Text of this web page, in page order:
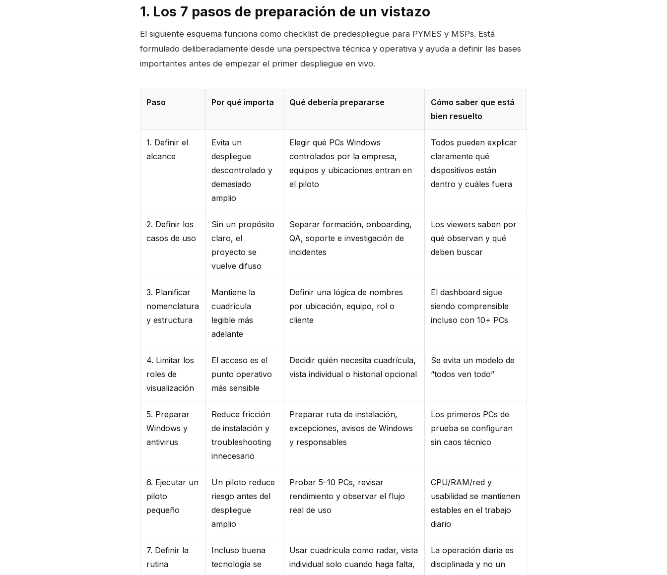
1. Los 7 pasos de preparación de un vistazo
El siguiente esquema funciona como checklist de predespliegue para PYMES y MSPs. Está
formulado deliberadamente desde una perspectiva técnica y operativa y ayuda a definir las bases
importantes antes de empezar el primer despliegue en vivo.
Paso Por qué importa Qué debería prepararse
Cómo saber que está
bien resuelto
1. Definir el
alcance
Evita un
despliegue
descontrolado y
demasiado
amplio
Elegir qué PCs Windows
controlados por la empresa,
equipos y ubicaciones entran en
el piloto
Todos pueden explicar
claramente qué
dispositivos están
dentro y cuáles fuera
2. Definir los
casos de uso
Sin un propósito
claro, el
proyecto se
vuelve difuso
Separar formación, onboarding,
QA, soporte e investigación de
incidentes
Los viewers saben por
qué observan y qué
deben buscar
3. Planificar
nomenclatura
y estructura
Mantiene la
cuadrícula
legible más
adelante
Definir una lógica de nombres
por ubicación, equipo, rol o
cliente
El dashboard sigue
siendo comprensible
incluso con 10+ PCs
4. Limitar los
roles de
visualización
El acceso es el
punto operativo
más sensible
Decidir quién necesita cuadrícula,
vista individual o historial opcional
Se evita un modelo de
“todos ven todo”
5. Preparar
Windows y
antivirus
Reduce fricción
de instalación y
troubleshooting
innecesario
Preparar ruta de instalación,
excepciones, avisos de Windows
y responsables
Los primeros PCs de
prueba se configuran
sin caos técnico
6. Ejecutar un
piloto
pequeño
Un piloto reduce
riesgo antes del
despliegue
amplio
Probar 5–10 PCs, revisar
rendimiento y observar el flujo
real de uso
CPU/RAM/red y
usabilidad se mantienen
estables en el trabajo
diario
7. Definir la
rutina
Incluso buena
tecnología se
Usar cuadrícula como radar, vista
individual solo cuando haga falta,
La operación diaria es
disciplinada y no un